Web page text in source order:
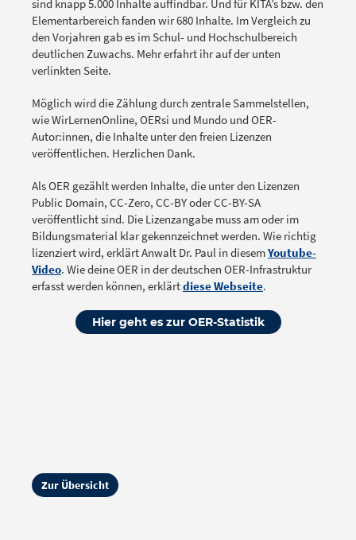
sind knapp 5.000 Inhalte auffindbar. Und für KITA’s bzw. den
Elementarbereich fanden wir 680 Inhalte. Im Vergleich zu
den Vorjahren gab es im Schul- und Hochschulbereich
deutlichen Zuwachs. Mehr erfahrt ihr auf der unten
verlinkten Seite.
Möglich wird die Zählung durch zentrale Sammelstellen,
wie WirLernenOnline, OERsi und Mundo und OER-
Autor:innen, die Inhalte unter den freien Lizenzen
veröffentlichen. Herzlichen Dank.
Als OER gezählt werden Inhalte, die unter den Lizenzen
Public Domain, CC-Zero, CC-BY oder CC-BY-SA
veröffentlicht sind. Die Lizenzangabe muss am oder im
Bildungsmaterial klar gekennzeichnet werden. Wie richtig
lizenziert wird, erklärt Anwalt Dr. Paul in diesemYoutube-
Video. Wie deine OER in der deutschen OER-Infrastruktur
erfasst werden können, erklärtdiese Webseite.
Hier geht es zur OER-Statistik
Zur Übersicht